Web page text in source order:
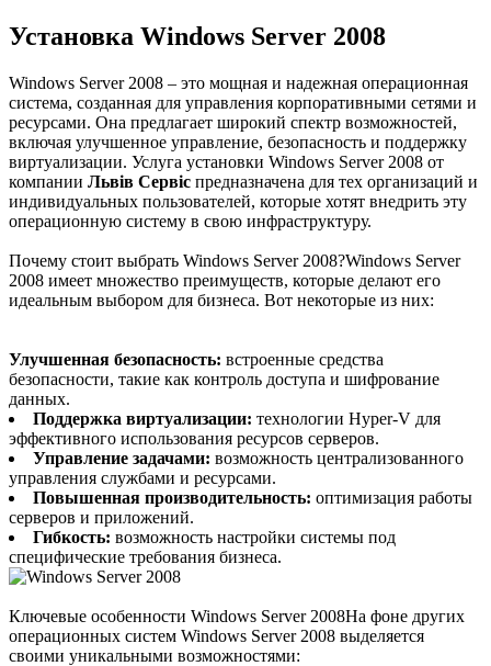
Установка Windows Server 2008
Windows Server 2008 – это мощная и надежная операционная
система, созданная для управления корпоративными сетями и
ресурсами. Она предлагает широкий спектр возможностей,
включая улучшенное управление, безопасность и поддержку
виртуализации. Услуга установки Windows Server 2008 от
компании Львів Сервіс предназначена для тех организаций и
индивидуальных пользователей, которые хотят внедрить эту
операционную систему в свою инфраструктуру.
Почему стоит выбрать Windows Server 2008?Windows Server
2008 имеет множество преимуществ, которые делают его
идеальным выбором для бизнеса. Вот некоторые из них:
Улучшенная безопасность: встроенные средства
безопасности, такие как контроль доступа и шифрование
данных.
Поддержка виртуализации: технологии Hyper-V для
эффективного использования ресурсов серверов.
Управление задачами: возможность централизованного
управления службами и ресурсами.
Повышенная производительность: оптимизация работы
серверов и приложений.
Гибкость: возможность настройки системы под
специфические требования бизнеса.
Ключевые особенности Windows Server 2008На фоне других
операционных систем Windows Server 2008 выделяется
своими уникальными возможностями: